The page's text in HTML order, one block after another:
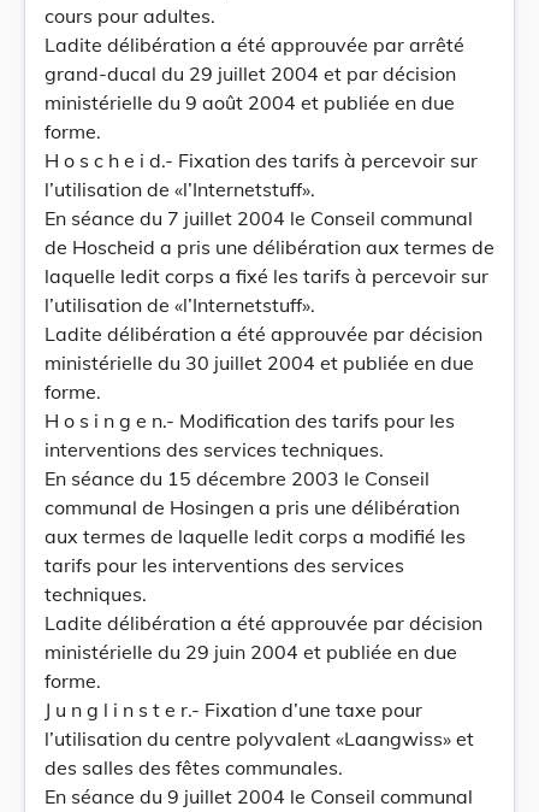
cours pour adultes.
Ladite délibération a été approuvée par arrêté
grand-ducal du 29 juillet 2004 et par décision
ministérielle du 9 août 2004 et publiée en due
forme.
H o s c h e i d.- Fixation des tarifs à percevoir sur
l’utilisation de «l’Internetstuff».
En séance du 7 juillet 2004 le Conseil communal
de Hoscheid a pris une délibération aux termes de
laquelle ledit corps a fixé les tarifs à percevoir sur
l’utilisation de «l’Internetstuff».
Ladite délibération a été approuvée par décision
ministérielle du 30 juillet 2004 et publiée en due
forme.
H o s i n g e n.- Modification des tarifs pour les
interventions des services techniques.
En séance du 15 décembre 2003 le Conseil
communal de Hosingen a pris une délibération
aux termes de laquelle ledit corps a modifié les
tarifs pour les interventions des services
techniques.
Ladite délibération a été approuvée par décision
ministérielle du 29 juin 2004 et publiée en due
forme.
J u n g l i n s t e r.- Fixation d’une taxe pour
l’utilisation du centre polyvalent «Laangwiss» et
des salles des fêtes communales.
En séance du 9 juillet 2004 le Conseil communal